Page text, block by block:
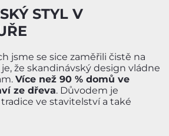
STYL V
jsme se sice zaměřili čistě na
že skandinávský design vládne
Více než 90 % domů ve
ze dřeva. Důvodem je
ve stavitelství a také